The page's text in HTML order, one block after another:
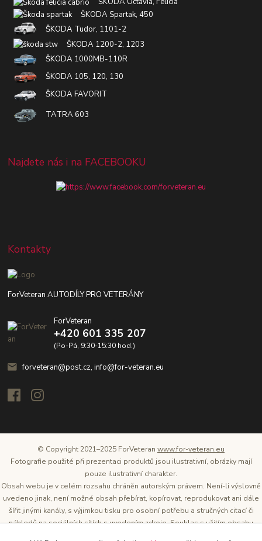
ŠKODA Spartak, 450
ŠKODA Tudor, 1101-2
ŠKODA 1200-2, 1203
ŠKODA 1000MB-110R
ŠKODA 105, 120, 130
ŠKODA FAVORIT
TATRA 603
Najdete nás i na FACEBOOKU
Kontakty
ForVeteran AUTODÍLY PRO VETERÁNY
ForVeteran
+420 601 335 207
(Po-Pá, 9:30-15:30 hod.)
forveteran@post.cz, info@for-veteran.eu
© Copyright 2021–2025 ForVeteran www.for-veteran.eu
Fotografie použité při prezentaci produktů jsou ilustrativní, obrázky mají
pouze ilustrativní charakter.
Obsah webu je v celém rozsahu chráněn autorským právem. Není-li výslovně
uvedeno jinak, není možné obsah přebírat, kopírovat, reprodukovat ani dále
šířit jinými kanály, s výjimkou tisku pro osobní potřebu a stručných citací či
náhledů na sociálních sítích s uvedením zdroje. Souhlas s užitím obsahu